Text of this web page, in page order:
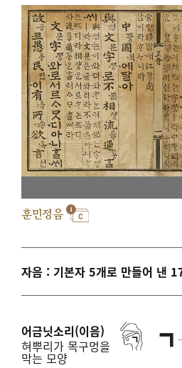
훈민정음
자음 : 기본자 5개로 만들어 낸
어금닛소리(이음)
혀뿌리가 목구멍을
막는 모양